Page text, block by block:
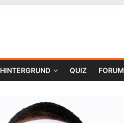
HINTERGRUND QUIZ FORUM